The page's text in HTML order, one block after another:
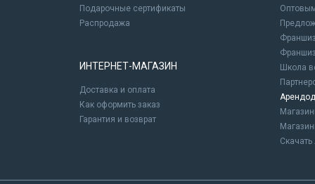
Подарочные сертификаты
Распродажа
ИНТЕРНЕТ-МАГАЗИН
Доставка и оплата
Как оформить заказ
Гарантия и возврат
Школа
Скачать